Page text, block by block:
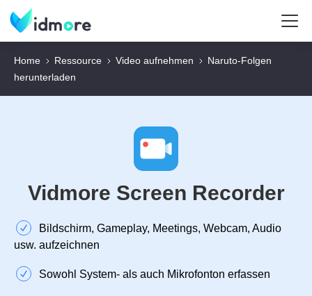
Home Ressource Video aufnehmen
Naruto-Folgen
herunterladen
Vidmore Screen Recorder
Bildschirm, Gameplay, Meetings, Webcam, Audio
usw. aufzeichnen
Sowohl System- als auch Mikrofonton erfassen